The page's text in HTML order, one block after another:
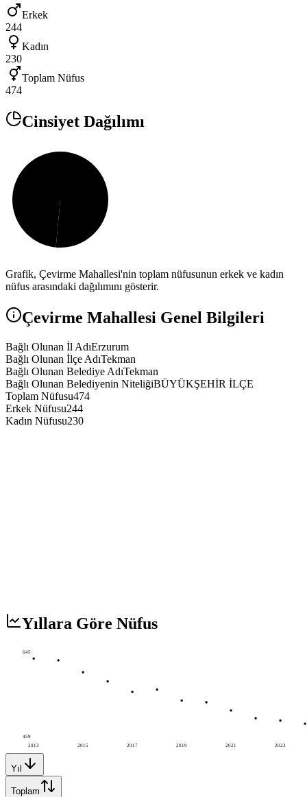
Erkek
244
Kadın
230
Toplam Nüfus
474
Cinsiyet Dağılımı
Grafik, Çevirme Mahallesi'nin toplam nüfusunun erkek ve kadın
nüfus arasındaki dağılımını gösterir.
Çevirme Mahallesi Genel Bilgileri
Bağlı Olunan İl AdıErzurum
Bağlı Olunan İlçe AdıTekman
Bağlı Olunan Belediye AdıTekman
Bağlı Olunan Belediyenin NiteliğiBÜYÜKŞEHİR İLÇE
Toplam Nüfusu474
Erkek Nüfusu244
Kadın Nüfusu230
Yıllara Göre Nüfus
2013 2015 2017 2019 2021 2023
645
459
Yıl
Toplam